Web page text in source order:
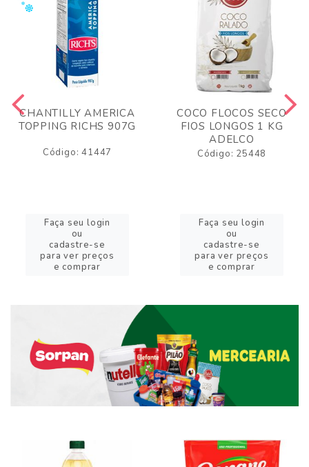
CHANTILLY AMERICA
TOPPING RICHS 907G
Código: 41447
Faça seu login
ou
cadastre-se
para ver preços
e comprar
COCO FLOCOS SECO
FIOS LONGOS 1 KG
ADELCO
Código: 25448
Faça seu login
ou
cadastre-se
para ver preços
e comprar